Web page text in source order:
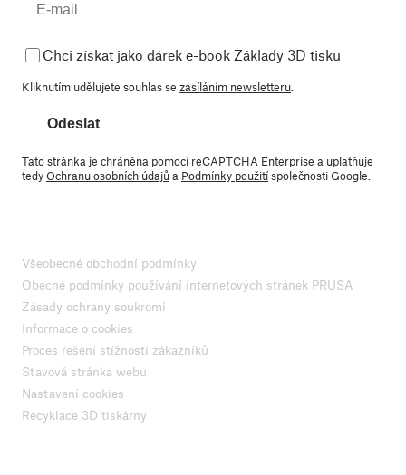
Chci získat jako dárek e-book Základy 3D tisku
Kliknutím udělujete souhlas se zasíláním newsletteru
Odeslat
Tato stránka je chráněna pomocí reCAPTCHA Enterprise a uplatňuje
tedyOchranu osobních údajůa Podmínky použitíspolečnosti Google.
Všeobecné obchodní podmínky
Obecné podmínky používání internetových stránek PRUSA
Zásady ochrany soukromí
Informace o cookies
Proces řešení stížností zákazníků
Stavová stránka webu
Nastavení cookies
Recyklace 3D tiskárny